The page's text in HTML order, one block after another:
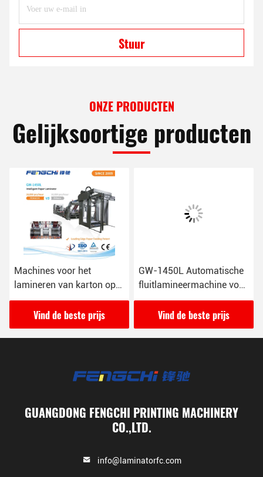
Stuur
ONZE PRODUCTEN
Gelijksoortige producten
Machines voor het
lamineren van karton op
karton
Vind de beste prijs
GW-1450L Automatische
fluitlamineermachine voor
vervormd karton
Vind de beste prijs
GUANGDONG FENGCHI PRINTING MACHINERY
CO.,LTD.
info@laminatorfc.com